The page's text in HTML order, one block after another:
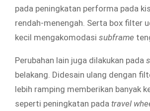
pada peningkatan performa pada
rendah-menengah. Serta box filter
kecil mengakomodasi subframe
Perubahan lain juga dilakukan pada
belakang. Didesain ulang dengan
lebih ramping memberikan banyak
seperti peningkatan pada travel